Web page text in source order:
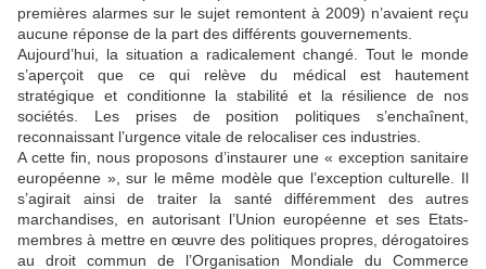
premières alarmes sur le sujet remontent à 2009) n’avaient reçu
aucune réponse de la part des différents gouvernements.
Aujourd’hui, la situation a radicalement changé. Tout le monde
s’aperçoit que ce qui relève du médical est hautement
stratégique et conditionne la stabilité et la résilience de nos
sociétés. Les prises de position politiques s’enchaînent,
reconnaissant l’urgence vitale de relocaliser ces industries.
A cette fin, nous proposons d’instaurer une « exception sanitaire
européenne », sur le même modèle que l’exception culturelle. Il
s’agirait ainsi de traiter la santé différemment des autres
marchandises, en autorisant l’Union européenne et ses Etats-
membres à mettre en œuvre des politiques propres, dérogatoires
au droit commun de l’Organisation Mondiale du Commerce